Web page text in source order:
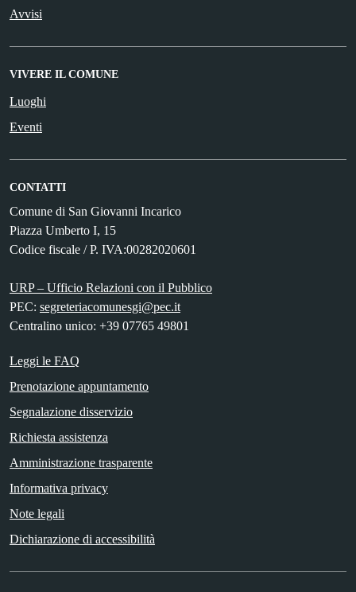
Avvisi
VIVERE IL COMUNE
Luoghi
Eventi
CONTATTI
Comune di San Giovanni Incarico
Piazza Umberto I, 15
Codice fiscale / P. IVA:00282020601
URP – Ufficio Relazioni con il Pubblico
PEC: segreteriacomunesgi@pec.it
Centralino unico: +39 07765 49801
Leggi le FAQ
Prenotazione appuntamento
Segnalazione disservizio
Richiesta assistenza
Amministrazione trasparente
Informativa privacy
Note legali
Dichiarazione di accessibilità